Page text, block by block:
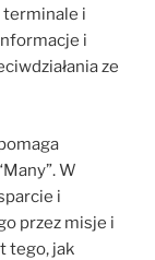
terminale i
i
ze
W
i
przez misje i
tego, jak